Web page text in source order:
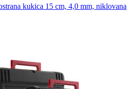
kukica 15 cm, 4,0 mm, niklovana